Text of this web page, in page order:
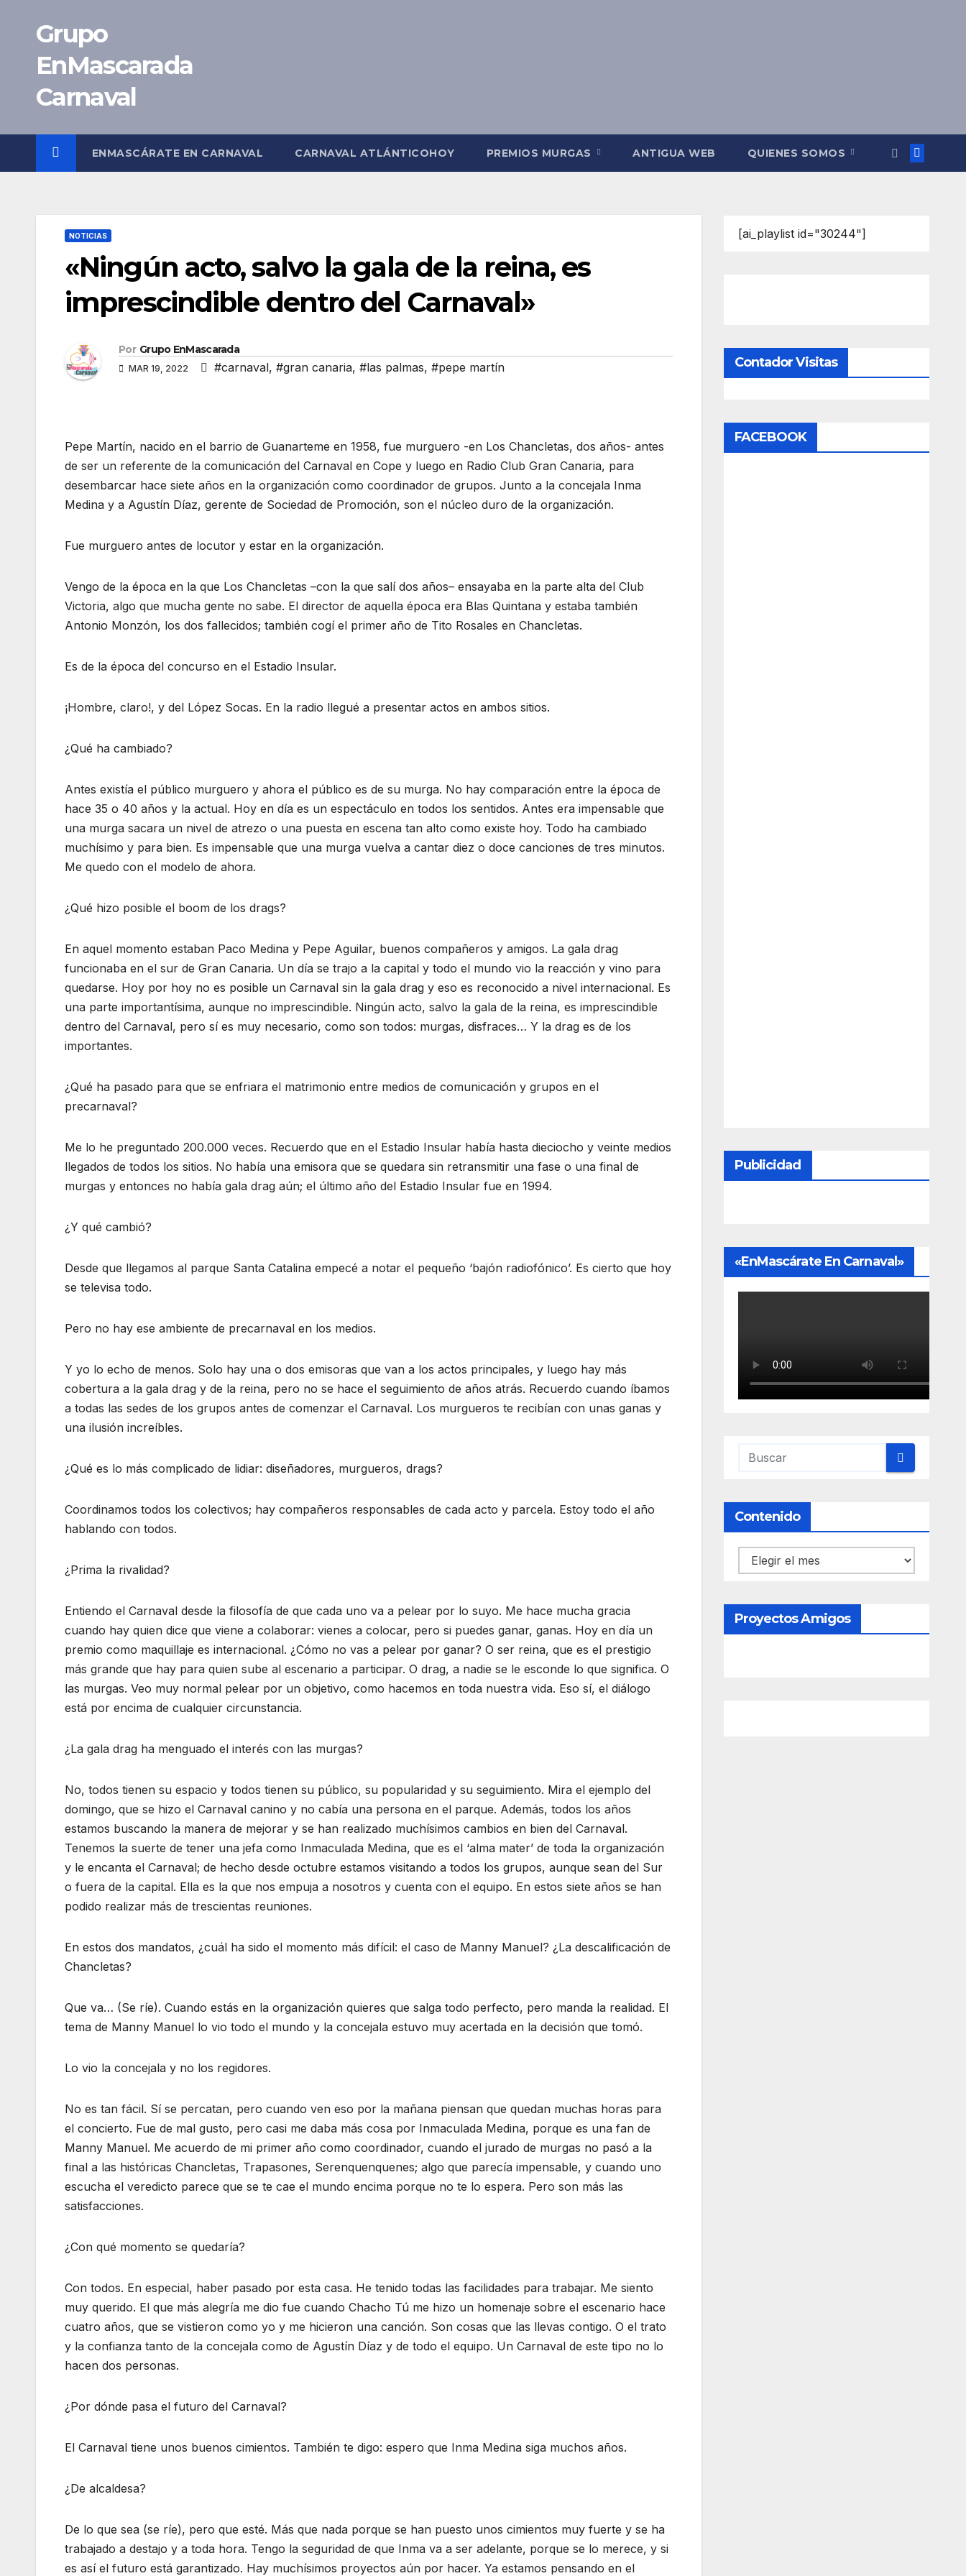
contenido
Grupo
EnMascarada
Carnaval
ENMASCÁRATE EN CARNAVAL CARNAVAL ATLÁNTICOHOY PREMIOS MURGAS ANTIGUA WEB QUIENES SOMOS
NOTICIAS
«Ningún acto, salvo la gala de la reina, es
imprescindible dentro del Carnaval»
Por Grupo EnMascarada
MAR 19, 2022 #carnaval, #gran canaria, #las palmas, #pepe martín
Pepe Martín, nacido en el barrio de Guanarteme en 1958, fue murguero -en Los Chancletas, dos años- antes
de ser un referente de la comunicación del Carnaval en Cope y luego en Radio Club Gran Canaria, para
desembarcar hace siete años en la organización como coordinador de grupos. Junto a la concejala Inma
Medina y a Agustín Díaz, gerente de Sociedad de Promoción, son el núcleo duro de la organización.
Fue murguero antes de locutor y estar en la organización.
Vengo de la época en la que Los Chancletas –con la que salí dos años– ensayaba en la parte alta del Club
Victoria, algo que mucha gente no sabe. El director de aquella época era Blas Quintana y estaba también
Antonio Monzón, los dos fallecidos; también cogí el primer año de Tito Rosales en Chancletas.
Es de la época del concurso en el Estadio Insular.
¡Hombre, claro!, y del López Socas. En la radio llegué a presentar actos en ambos sitios.
¿Qué ha cambiado?
Antes existía el público murguero y ahora el público es de su murga. No hay comparación entre la época de
hace 35 o 40 años y la actual. Hoy en día es un espectáculo en todos los sentidos. Antes era impensable que
una murga sacara un nivel de atrezo o una puesta en escena tan alto como existe hoy. Todo ha cambiado
muchísimo y para bien. Es impensable que una murga vuelva a cantar diez o doce canciones de tres minutos.
Me quedo con el modelo de ahora.
¿Qué hizo posible el boom de los drags?
En aquel momento estaban Paco Medina y Pepe Aguilar, buenos compañeros y amigos. La gala drag
funcionaba en el sur de Gran Canaria. Un día se trajo a la capital y todo el mundo vio la reacción y vino para
quedarse. Hoy por hoy no es posible un Carnaval sin la gala drag y eso es reconocido a nivel internacional. Es
una parte importantísima, aunque no imprescindible. Ningún acto, salvo la gala de la reina, es imprescindible
dentro del Carnaval, pero sí es muy necesario, como son todos: murgas, disfraces… Y la drag es de los
importantes.
¿Qué ha pasado para que se enfriara el matrimonio entre medios de comunicación y grupos en el
precarnaval?
Me lo he preguntado 200.000 veces. Recuerdo que en el Estadio Insular había hasta dieciocho y veinte medios
llegados de todos los sitios. No había una emisora que se quedara sin retransmitir una fase o una final de
murgas y entonces no había gala drag aún; el último año del Estadio Insular fue en 1994.
¿Y qué cambió?
Desde que llegamos al parque Santa Catalina empecé a notar el pequeño ‘bajón radiofónico’. Es cierto que hoy
se televisa todo.
Pero no hay ese ambiente de precarnaval en los medios.
Y yo lo echo de menos. Solo hay una o dos emisoras que van a los actos principales, y luego hay más
cobertura a la gala drag y de la reina, pero no se hace el seguimiento de años atrás. Recuerdo cuando íbamos
a todas las sedes de los grupos antes de comenzar el Carnaval. Los murgueros te recibían con unas ganas y
una ilusión increíbles.
¿Qué es lo más complicado de lidiar: diseñadores, murgueros, drags?
Coordinamos todos los colectivos; hay compañeros responsables de cada acto y parcela. Estoy todo el año
hablando con todos.
¿Prima la rivalidad?
Entiendo el Carnaval desde la filosofía de que cada uno va a pelear por lo suyo. Me hace mucha gracia
cuando hay quien dice que viene a colaborar: vienes a colocar, pero si puedes ganar, ganas. Hoy en día un
premio como maquillaje es internacional. ¿Cómo no vas a pelear por ganar? O ser reina, que es el prestigio
más grande que hay para quien sube al escenario a participar. O drag, a nadie se le esconde lo que significa. O
las murgas. Veo muy normal pelear por un objetivo, como hacemos en toda nuestra vida. Eso sí, el diálogo
está por encima de cualquier circunstancia.
¿La gala drag ha menguado el interés con las murgas?
No, todos tienen su espacio y todos tienen su público, su popularidad y su seguimiento. Mira el ejemplo del
domingo, que se hizo el Carnaval canino y no cabía una persona en el parque. Además, todos los años
estamos buscando la manera de mejorar y se han realizado muchísimos cambios en bien del Carnaval.
Tenemos la suerte de tener una jefa como Inmaculada Medina, que es el ‘alma mater’ de toda la organización
y le encanta el Carnaval; de hecho desde octubre estamos visitando a todos los grupos, aunque sean del Sur
o fuera de la capital. Ella es la que nos empuja a nosotros y cuenta con el equipo. En estos siete años se han
podido realizar más de trescientas reuniones.
En estos dos mandatos, ¿cuál ha sido el momento más difícil: el caso de Manny Manuel? ¿La descalificación de
Chancletas?
Que va… (Se ríe). Cuando estás en la organización quieres que salga todo perfecto, pero manda la realidad. El
tema de Manny Manuel lo vio todo el mundo y la concejala estuvo muy acertada en la decisión que tomó.
Lo vio la concejala y no los regidores.
No es tan fácil. Sí se percatan, pero cuando ven eso por la mañana piensan que quedan muchas horas para
el concierto. Fue de mal gusto, pero casi me daba más cosa por Inmaculada Medina, porque es una fan de
Manny Manuel. Me acuerdo de mi primer año como coordinador, cuando el jurado de murgas no pasó a la
final a las históricas Chancletas, Trapasones, Serenquenquenes; algo que parecía impensable, y cuando uno
escucha el veredicto parece que se te cae el mundo encima porque no te lo espera. Pero son más las
satisfacciones.
¿Con qué momento se quedaría?
Con todos. En especial, haber pasado por esta casa. He tenido todas las facilidades para trabajar. Me siento
muy querido. El que más alegría me dio fue cuando Chacho Tú me hizo un homenaje sobre el escenario hace
cuatro años, que se vistieron como yo y me hicieron una canción. Son cosas que las llevas contigo. O el trato
y la confianza tanto de la concejala como de Agustín Díaz y de todo el equipo. Un Carnaval de este tipo no lo
hacen dos personas.
¿Por dónde pasa el futuro del Carnaval?
El Carnaval tiene unos buenos cimientos. También te digo: espero que Inma Medina siga muchos años.
¿De alcaldesa?
De lo que sea (se ríe), pero que esté. Más que nada porque se han puesto unos cimientos muy fuerte y se ha
trabajado a destajo y a toda hora. Tengo la seguridad de que Inma va a ser adelante, porque se lo merece, y si
es así el futuro está garantizado. Hay muchísimos proyectos aún por hacer. Ya estamos pensando en el
[ai_playlist id="30244"]
Contador Visitas
FACEBOOK
Publicidad
«EnMascárate En Carnaval»
Contenido
Contenido
Proyectos Amigos